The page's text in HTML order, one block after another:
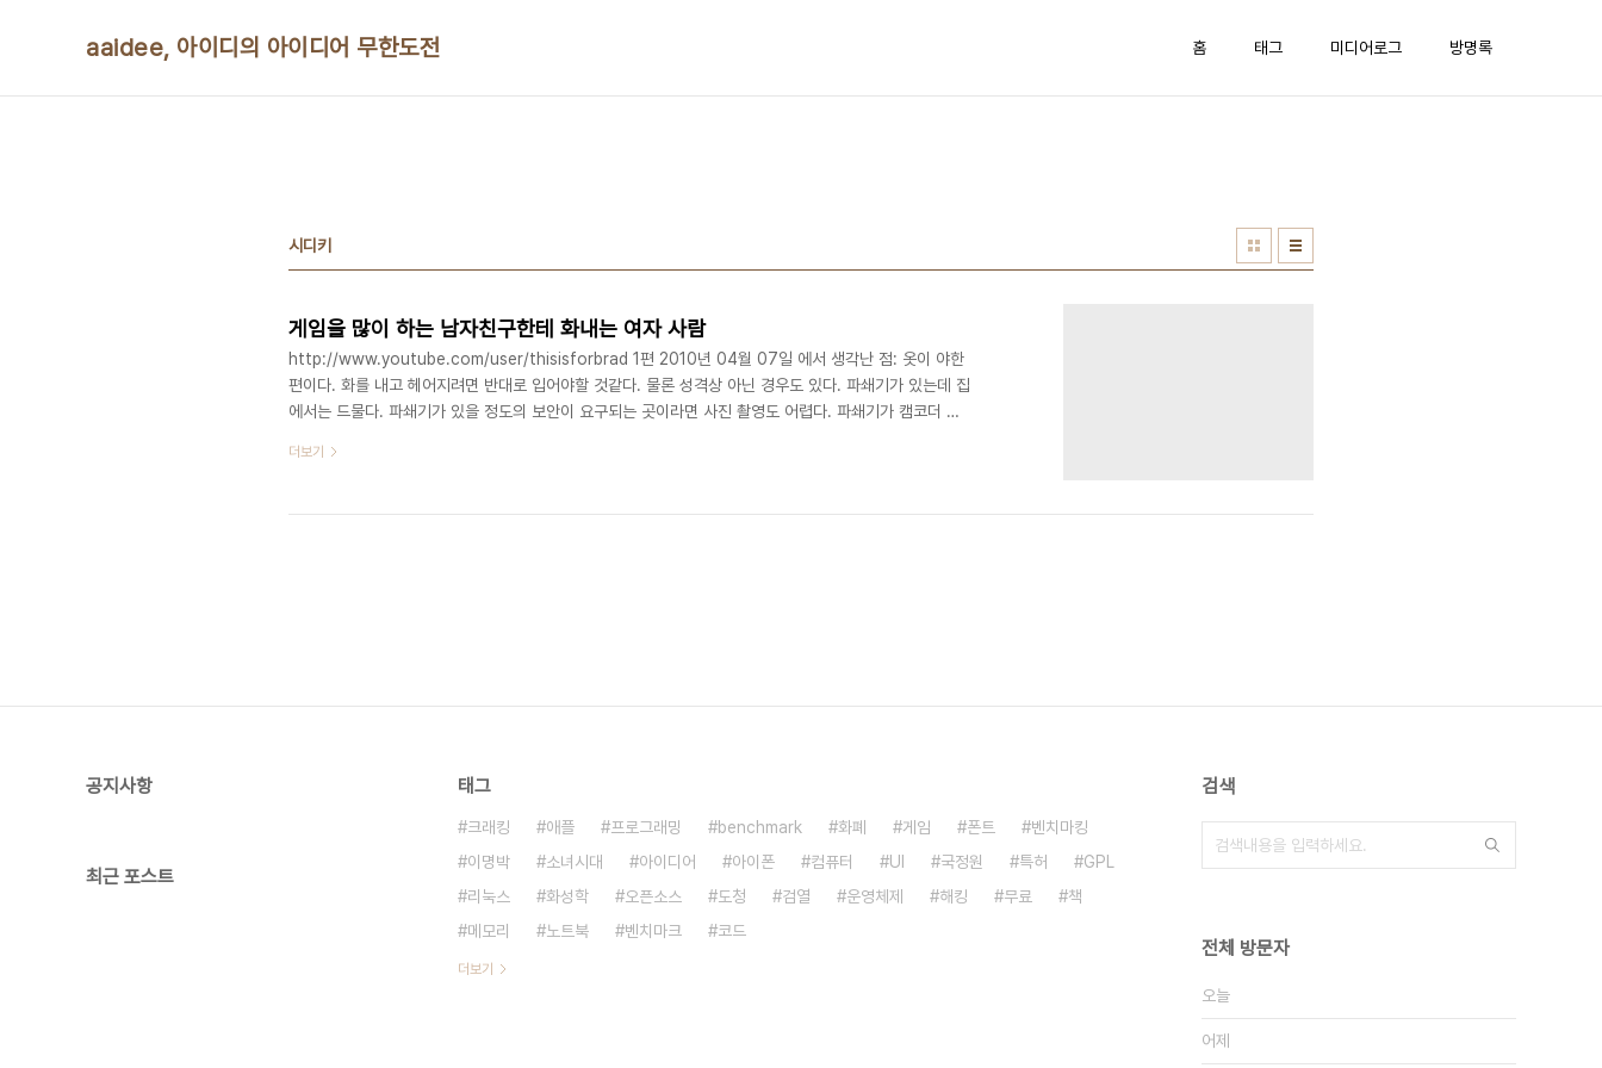
aaidee, 아이디의 아이디어 무한도전 홈 태그 미디어로그 방명록
시디키
게임을 많이 하는 남자친구한테 화내는 여자 사람
http://www.youtube.com/user/thisisforbrad 1편 2010년 04월 07일 에서 생각난 점: 옷이 야한
편이다. 화를 내고 헤어지려면 반대로 입어야할 것같다. 물론 성격상 아닌 경우도 있다. 파쇄기가 있는데 집
에서는 드물다. 파쇄기가 있을 정도의 보안이 요구되는 곳이라면 사진 촬영도 어렵다. 파쇄기가 캠코더 바
바꾸기 위한 것일 수 있다. 집치고는 넓다. 만일 사무실이라면 파쇄기가 있을 수도 있다. 뒤에 기타가 있는
고 너무 잘한다. 문장 사이 쉬는 간격이 적다. 이..
더보기
공지사항
최근 포스트
태그
크래킹 애플 프로그래밍 benchmark 화폐 게임 폰트
벤치마킹
이명박
소녀시대 아이디어 아이폰 컴퓨터 UI 국정원 특허
GPL
리눅스
화성학 오픈소스 도청 검열 운영체제 해킹 무료
책
메모리
노트북 벤치마크 코드
더보기
검색
전체 방문자
오늘
어제